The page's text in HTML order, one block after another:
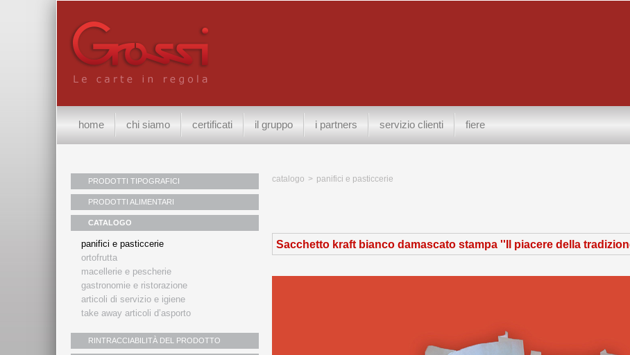
home chi siamo certificati il gruppo i partners servizio clienti fiere
PRODOTTI TIPOGRAFICI
PRODOTTI ALIMENTARI
CATALOGO
panifici e pasticcerie
ortofrutta
macellerie e pescherie
gastronomie e ristorazione
articoli di servizio e igiene
take away articoli d’asporto
RINTRACCIABILITÀ DEL PRODOTTO
catalogo > panifici e pasticcerie
Sacchetto kraft bianco damascato stampa ''Il piacere della